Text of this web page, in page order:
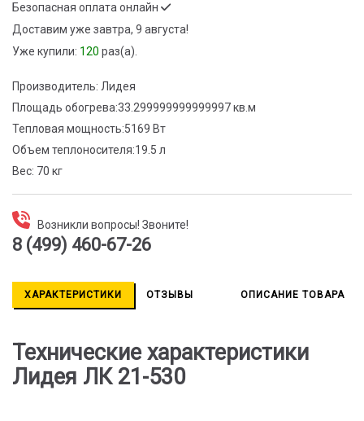
Безопасная оплата онлайн
Доставим уже завтра, 9 августа!
Уже купили: 120 раз(a).
Производитель: Лидея
Площадь обогрева:33.299999999999997 кв.м
Тепловая мощность:5169 Вт
Объем теплоносителя:19.5 л
Вес: 70 кг
Возникли вопросы! Звоните!
8 (499) 460-67-26
ХАРАКТЕРИСТИКИ ОТЗЫВЫ ОПИСАНИЕ ТОВАРА
Технические характеристики
Лидея ЛК 21-530